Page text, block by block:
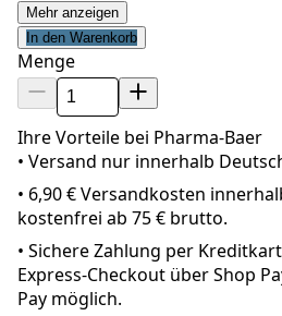
Mehr anzeigen
In den Warenkorb
Menge
Ihre Vorteile bei Pharma-Baer
• Versand nur innerhalb
• 6,90 € Versandkosten
kostenfrei ab 75 € brutto.
• Sichere Zahlung per
Express-Checkout über Shop
Pay möglich.